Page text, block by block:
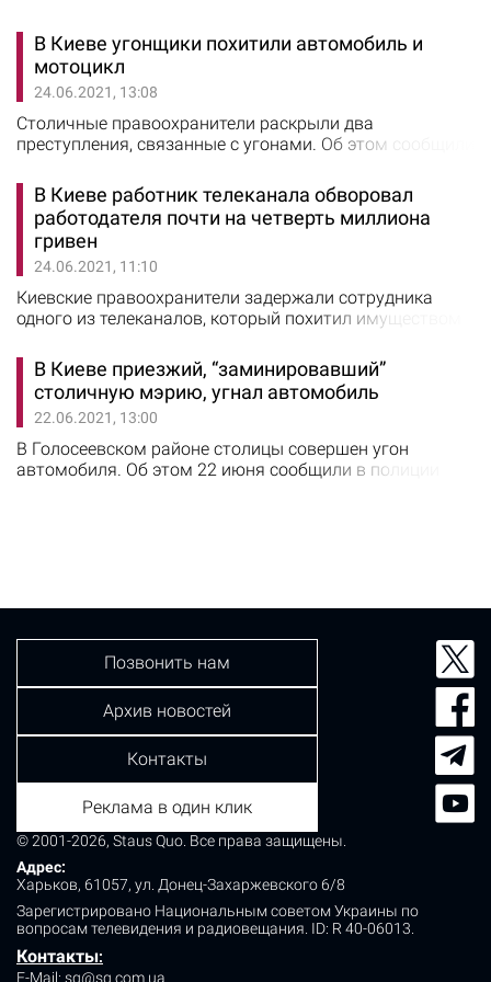
В Киеве угонщики похитили автомобиль и
мотоцикл
24.06.2021, 13:08
Столичные правоохранители раскрыли два
преступления, связанные с угонами. Об этом сообщили
жителя поступило заявление о том, что в гаражном
кооперативе на улице Уманской двое парней
затолкали его в гараж и похитили автомобиль.
Накануне потерпевший разместил в интернете
объявление о продаже своего автомобиля. Через
некоторое…
В Киеве работник телеканала обворовал
работодателя почти на четверть миллиона
гривен
24.06.2021, 11:10
Киевские правоохранители задержали сотрудника
одного из телеканалов, который похитил имуществом
сообщили в полиции Киева. Задержанный в течение
месяца тайно выносил имущество организации,
которое прятал у себя в квартире. В ходе обыска
квартиры и автомобиля подозреваемого следователи
обнаружили похищенные вещи, а также вещества,…
В Киеве приезжий, “заминировавший”
столичную мэрию, угнал автомобиль
22.06.2021, 13:00
В Голосеевском районе столицы совершен угон
автомобиля. Об этом 22 июня сообщили в полиции
владелец забыл закрыть.…
© 2001-2026, Staus Quo. Все права защищены.
Адрес:
Харьков, 61057, ул. Донец-Захаржевского 6/8
Зарегистрировано Национальным советом Украины по
вопросам телевидения и радиовещания. ID: R 40-06013.
Контакты:
E-Mail: sq@sq.com.ua
Позвонить нам
Архив новостей
Контакты
Реклама в один клик